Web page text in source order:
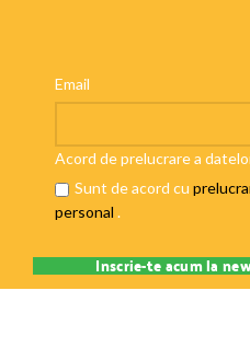
Email
Acord de prelucrare a
Sunt de acord cu
personal .